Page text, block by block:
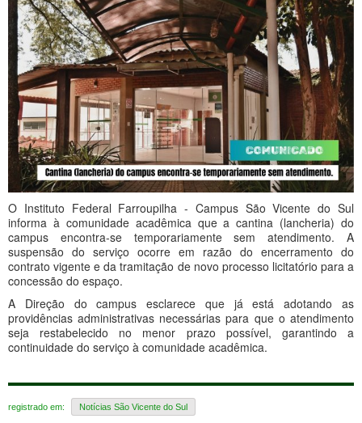
O Instituto Federal Farroupilha - Campus São Vicente do Sul
informa à comunidade acadêmica que a cantina (lancheria) do
campus encontra-se temporariamente sem atendimento. A
suspensão do serviço ocorre em razão do encerramento do
contrato vigente e da tramitação de novo processo licitatório para a
concessão do espaço.
A Direção do campus esclarece que já está adotando as
providências administrativas necessárias para que o atendimento
seja restabelecido no menor prazo possível, garantindo a
continuidade do serviço à comunidade acadêmica.
registrado em: Notícias São Vicente do Sul